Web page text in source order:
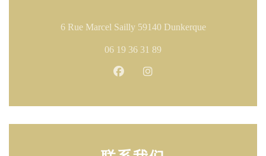
6 Rue Marcel Sailly 59140 Dunkerque((在新窗口中
06 19 36 31 89
Facebook ((在新窗口中打开))